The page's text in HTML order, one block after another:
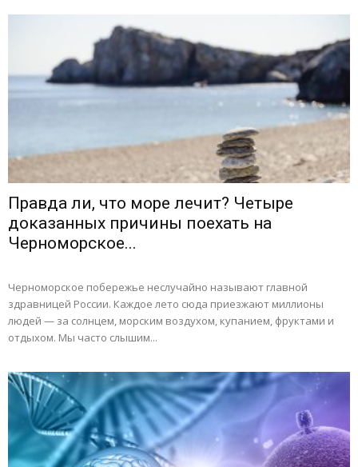
Правда ли, что море лечит? Четыре
доказанных причины поехать на
Черноморское...
Черноморское побережье неслучайно называют главной
здравницей России. Каждое лето сюда приезжают миллионы
людей — за солнцем, морским воздухом, купанием, фруктами и
отдыхом. Мы часто слышим...